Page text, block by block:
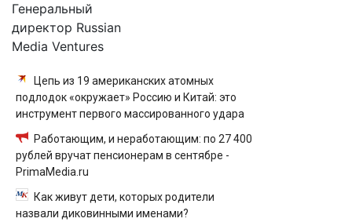
Генеральный
директор Russian
Media Ventures
Цепь из 19 американских атомных
подлодок «окружает» Россию и Китай: это
инструмент первого массированного удара
Работающим, и неработающим: по 27 400
рублей вручат пенсионерам в сентябре -
PrimaMedia.ru
Как живут дети, которых родители
назвали диковинными именами?